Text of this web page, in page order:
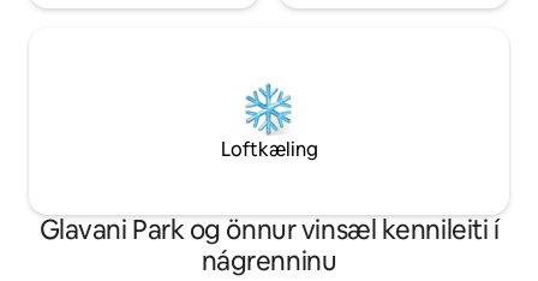
Loftkæling
Glavani Park og önnur vinsæl kennileiti í
nágrenninu